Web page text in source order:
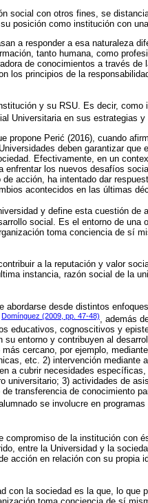
social con otros fines, se
posición como institución con
a responder a esa naturaleza
tanto humana, como
de conocimientos a través de
los principios de la
y su RSU. Es decir, como
Universitaria en sus estrategias
propone Perić (2016), cuando
deben garantizar que
Efectivamente, en un
los nuevos desafíos
acción, ha intentado dar
acontecidos en las últimas
y define esta cuestión de
social. Es el entorno de una
toma conciencia de sí
a la reputación y valor
instancia, razón social de la
desde distintos
Domínguez (2009, pp. 47-48), además
educativos, cognoscitivos y
entorno y contribuyen al
cercano, por ejemplo,
etc. 2) intervención mediante
a cubrir necesidades
3) actividades de
transferencia de conocimiento
se involucre en programas
compromiso de la institución con
entre la Universidad y la
acción en relación con su propia
con la sociedad es la que, lo que